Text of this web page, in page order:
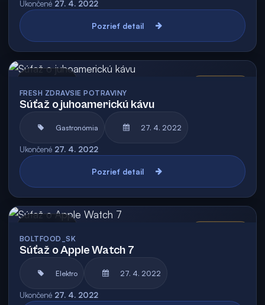
Ukončené 27. 4. 2022
Pozrieť detail
FRESH ZDRAVSIE POTRAVINY
Súťaž o juhoamerickú kávu
Gastronómia 27. 4. 2022
Ukončené 27. 4. 2022
Pozrieť detail
BOLTFOOD_SK
Súťaž o Apple Watch 7
Elektro 27. 4. 2022
Ukončené 27. 4. 2022